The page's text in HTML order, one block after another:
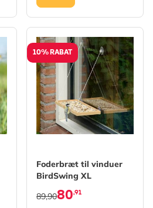
10% RABAT
Foderbræt til vinduer
BirdSwing XL
80,91
89,90